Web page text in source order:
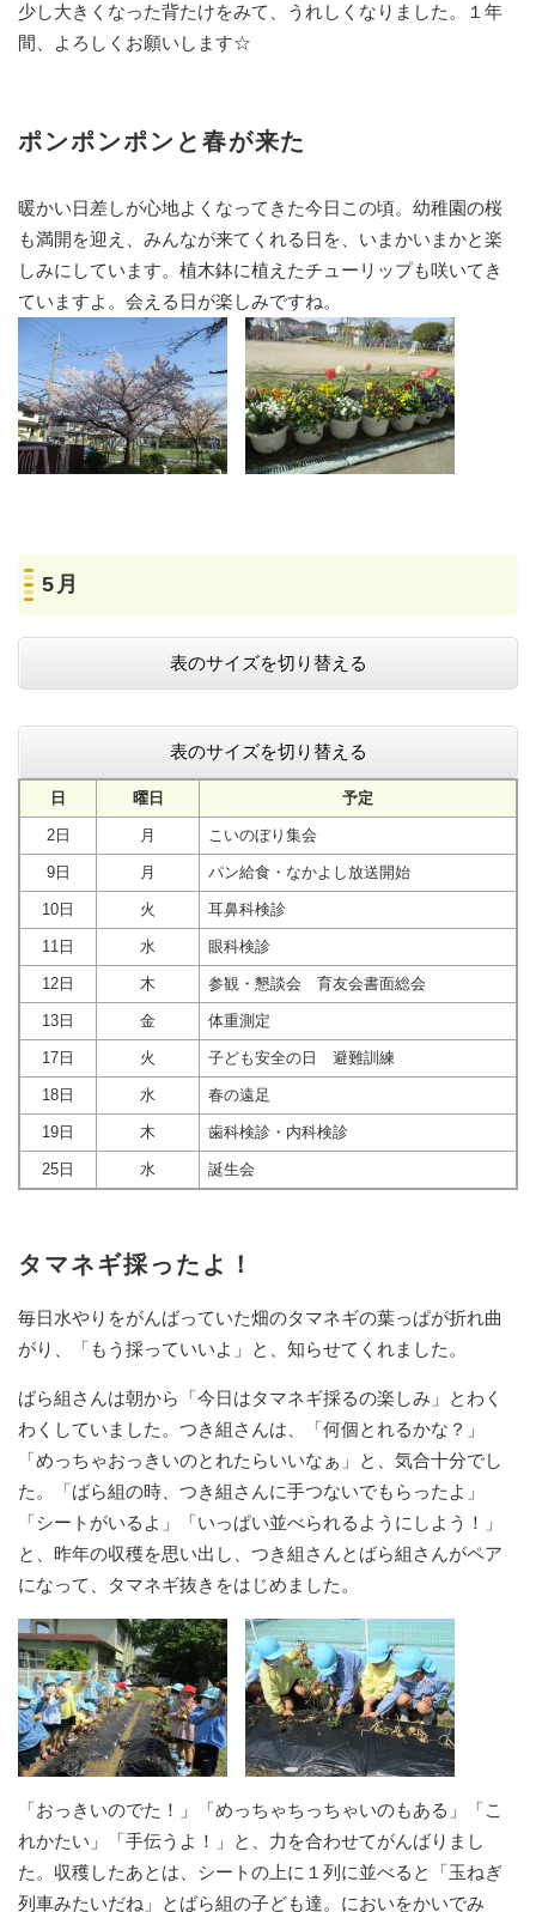
少し大きくなった背たけをみて、うれしくなりました。１年
間、よろしくお願いします☆
ポンポンポンと春が来た
暖かい日差しが心地よくなってきた今日この頃。幼稚園の桜
も満開を迎え、みんなが来てくれる日を、いまかいまかと楽
しみにしています。植木鉢に植えたチューリップも咲いてき
ていますよ。会える日が楽しみですね。
5月
表のサイズを切り替える
表のサイズを切り替える
日 曜日 予定
2日 月 こいのぼり集会
9日 月 パン給食・なかよし放送開始
10日 火 耳鼻科検診
11日 水 眼科検診
12日 木 参観・懇談会 育友会書面総会
13日 金 体重測定
17日 火 子ども安全の日 避難訓練
18日 水 春の遠足
19日 木 歯科検診・内科検診
25日 水 誕生会
タマネギ採ったよ！
毎日水やりをがんばっていた畑のタマネギの葉っぱが折れ曲
がり、「もう採っていいよ」と、知らせてくれました。
ばら組さんは朝から「今日はタマネギ採るの楽しみ」とわく
わくしていました。つき組さんは、「何個とれるかな？」
「めっちゃおっきいのとれたらいいなぁ」と、気合十分でし
た。「ばら組の時、つき組さんに手つないでもらったよ」
「シートがいるよ」「いっぱい並べられるようにしよう！」
と、昨年の収穫を思い出し、つき組さんとばら組さんがペア
になって、タマネギ抜きをはじめました。
「おっきいのでた！」「めっちゃちっちゃいのもある」「こ
れかたい」「手伝うよ！」と、力を合わせてがんばりまし
た。収穫したあとは、シートの上に１列に並べると「玉ねぎ
列車みたいだね」とばら組の子ども達。においをかいでみ